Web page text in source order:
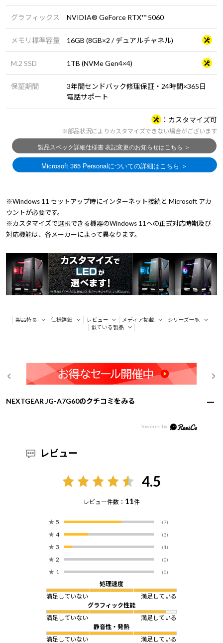
グラフィックス NVIDIA® GeForce RTX™ 5060
メモリ標準容量 16GB (8GB×2 / デュアルチャネル)
M.2 SSD 1TB (NVMe Gen4×4)
保証期間
3年間センドバック修理保証・24時間×365日
電話サポート
カスタマイズ可
※部品状況によりカスタマイズできない場合がございます
※Windows 11 セットアップ時にインターネット接続と Microsoft アカ
ウントが必要です。
※カスタマイズで選択できる機器のWindows 11への正式対応時期及び
対応機能は、各メーカーによって異なります。
製品特長 仕様詳細 レビュー メディア掲載
シリーズ一覧
似ている製品
NEXTGEAR JG-A7G60のクチコミをみる
レビュー
4.5
レビュー件数： 11件
★ 5 (7)
★ 4 (3)
★ 3 (1)
★ 2 (0)
★ 1 (0)
処理速度
満足していない
満足している
グラフィック性能
満足していない
満足している
静音性・発熱
満足していない
満足している